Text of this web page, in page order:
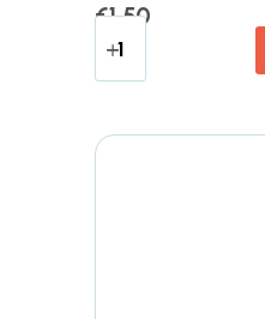
€1.50